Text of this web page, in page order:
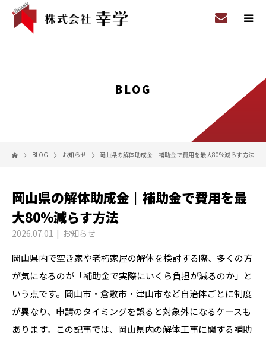
BLOG
BLOG お知らせ 岡山県の解体助成金｜補助金で費用を最大80%減らす方法
岡山県の解体助成金｜補助金で費用を最
大80%減らす方法
2026.07.01 お知らせ
岡山県内で空き家や老朽家屋の解体を検討する際、多くの方
が気になるのが「補助金で実際にいくら負担が減るのか」と
いう点です。岡山市・倉敷市・津山市など自治体ごとに制度
が異なり、申請のタイミングを誤ると対象外になるケースも
あります。この記事では、岡山県内の解体工事に関する補助